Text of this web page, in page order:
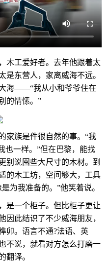
工爱好者。去年他跟着太
是东营人，家离威海不远。
海——“我从小和爷爷住在
的情愫。”
族是件很自然的事。“我
也一样。”但在巴黎，能找
别说囤些大尺寸的木材。到
的木工坊，空间够大，工具
为我准备的。”他笑着说。
一个柜子。但比柜子更让
因此结识了不少威海朋友，
卯。语言不通?法语、英
不说，就看对方怎么打磨一
翻译。